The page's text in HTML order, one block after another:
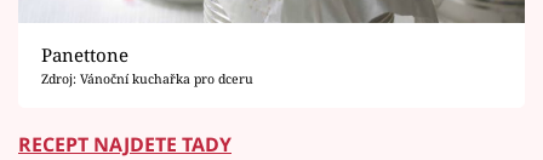
Panettone
Zdroj: Vánoční kuchařka pro dceru
RECEPT NAJDETE TADY